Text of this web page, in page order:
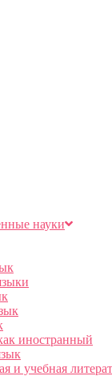
науки
иностранный
и учебная